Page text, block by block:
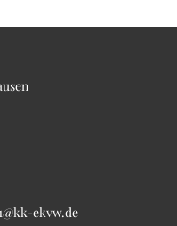
ekvw.de